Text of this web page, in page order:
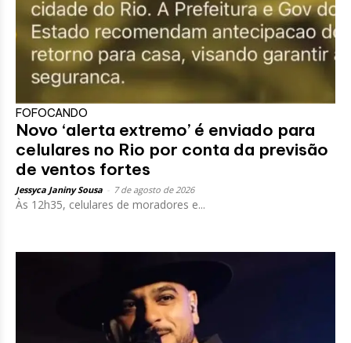
FOFOCANDO
Novo ‘alerta extremo’ é enviado para
celulares no Rio por conta da previsão
de ventos fortes
Jessyca Janiny Sousa 7 de agosto de 2026
Às 12h35, celulares de moradores e...